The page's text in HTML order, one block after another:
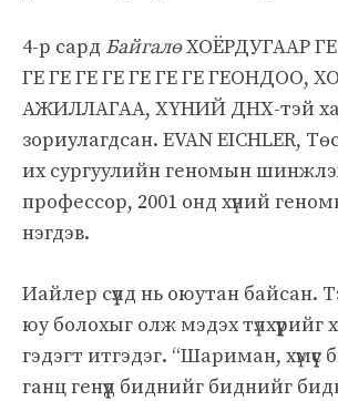
4-р сард БайгалөХОЁРДУГААР ГЕ
ГЕ ГЕ ГЕ ГЕ ГЕ ГЕ ГЕ ГЕОНДОО,
АЖИЛЛАГАА, ХҮНИЙ ДНХ-тэй
зориулагдсан. EVAN EICHLER,
их сургуулийн геномын
профессор, 2001 онд хүний
нэгдэв.
Иайлер сүүлд нь оюутан байсан.
юу болохыг олж мэдэх түлхүүрийг
гэдэгт итгэдэг. “Шариман, хүмүүс
ганц генүүд биднийг биднийг